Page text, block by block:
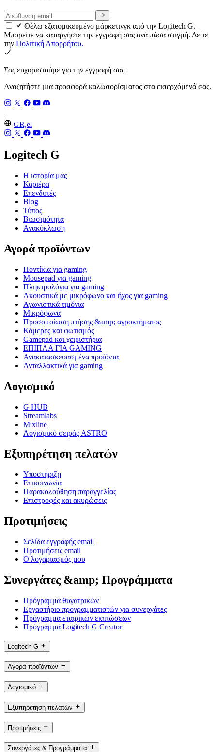
Θέλω εξατομικευμένο μάρκετινγκ από την Logitech G.
Μπορείτε να καταργήστε την εγγραφή σας ανά πάσα στιγμή. Δείτε
την Πολιτική Απορρήτου.
Σας ευχαριστούμε για την εγγραφή σας.
Αναζητήστε μια προσφορά καλωσορίσματος στα εισερχόμενά σας.
GR,el
Logitech G
Η ιστορία μας
Καριέρα
Επενδυτές
Blog
Τύπος
Βιωσιμότητα
Ανακύκλωση
Αγορά προϊόντων
Ποντίκια για gaming
Mousepad για gaming
Πληκτρολόγια για gaming
Ακουστικά με μικρόφωνο και ήχος για gaming
Αγωνιστικά τιμόνια
Μικρόφωνα
Προσομοίωση πτήσης &amp; αγροκτήματος
Κάμερες και φωτισμός
Gamepad και χειριστήρια
ΕΠΙΠΛΑ ΓΙΑ GAMING
Ανακατασκευασμένα προϊόντα
Ανταλλακτικά για gaming
Λογισμικό
G HUB
Streamlabs
Mixline
Λογισμικό σειράς ASTRO
Εξυπηρέτηση πελατών
Υποστήριξη
Επικοινωνία
Παρακολούθηση παραγγελίας
Επιστροφές και ακυρώσεις
Προτιμήσεις
Σελίδα εγγραφής email
Προτιμήσεις email
Ο λογαριασμός μου
Συνεργάτες &amp; Προγράμματα
Πρόγραμμα θυγατρικών
Εργαστήριο προγραμματιστών για συνεργάτες
Πρόγραμμα εταιρικών εκπτώσεων
Πρόγραμμα Logitech G Creator
Logitech G
Αγορά προϊόντων
Λογισμικό
Εξυπηρέτηση πελατών
Προτιμήσεις
Συνεργάτες & Προγράμματα